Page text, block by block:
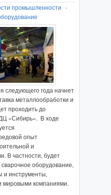
промышленности -
следующего года начнет
металлообработки и
проходить до
«Сибирь». В ходе
опыт
и
В частности, будет
оборудование,
и инструменты,
мировыми компаниями.